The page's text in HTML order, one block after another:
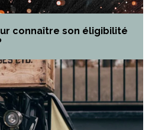
connaître son éligibilité